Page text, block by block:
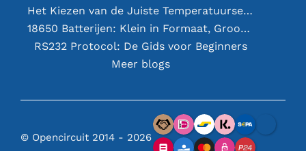
Het Kiezen van de Juiste Temperatuursensor [youtube]
18650 Batterijen: Klein in Formaat, Groot in Prestatie
RS232 Protocol: De Gids voor Beginners
Meer blogs
© Opencircuit 2014 - 2026